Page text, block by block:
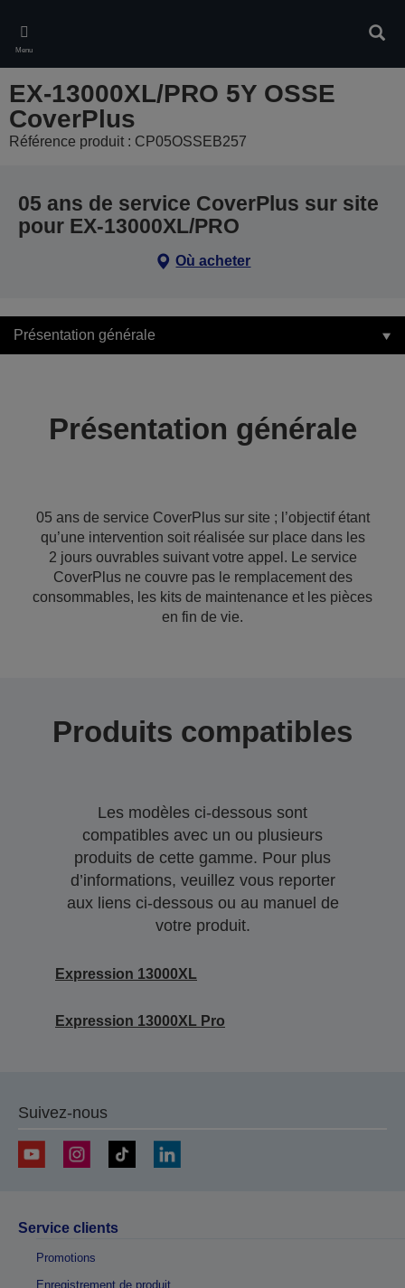
main
content
Menu
EX-13000XL/PRO 5Y OSSE
CoverPlus
Référence produit : CP05OSSEB257
05 ans de service CoverPlus sur site
pour EX-13000XL/PRO
Où acheter
Présentation générale
Présentation générale
05 ans de service CoverPlus sur site ; l’objectif étant
qu’une intervention soit réalisée sur place dans les
2 jours ouvrables suivant votre appel. Le service
CoverPlus ne couvre pas le remplacement des
consommables, les kits de maintenance et les pièces
en fin de vie.
Produits compatibles
Les modèles ci-dessous sont
compatibles avec un ou plusieurs
produits de cette gamme. Pour plus
d’informations, veuillez vous reporter
aux liens ci-dessous ou au manuel de
votre produit.
Expression 13000XL
Expression 13000XL Pro
Suivez-nous
Service clients
Promotions
Enregistrement de produit